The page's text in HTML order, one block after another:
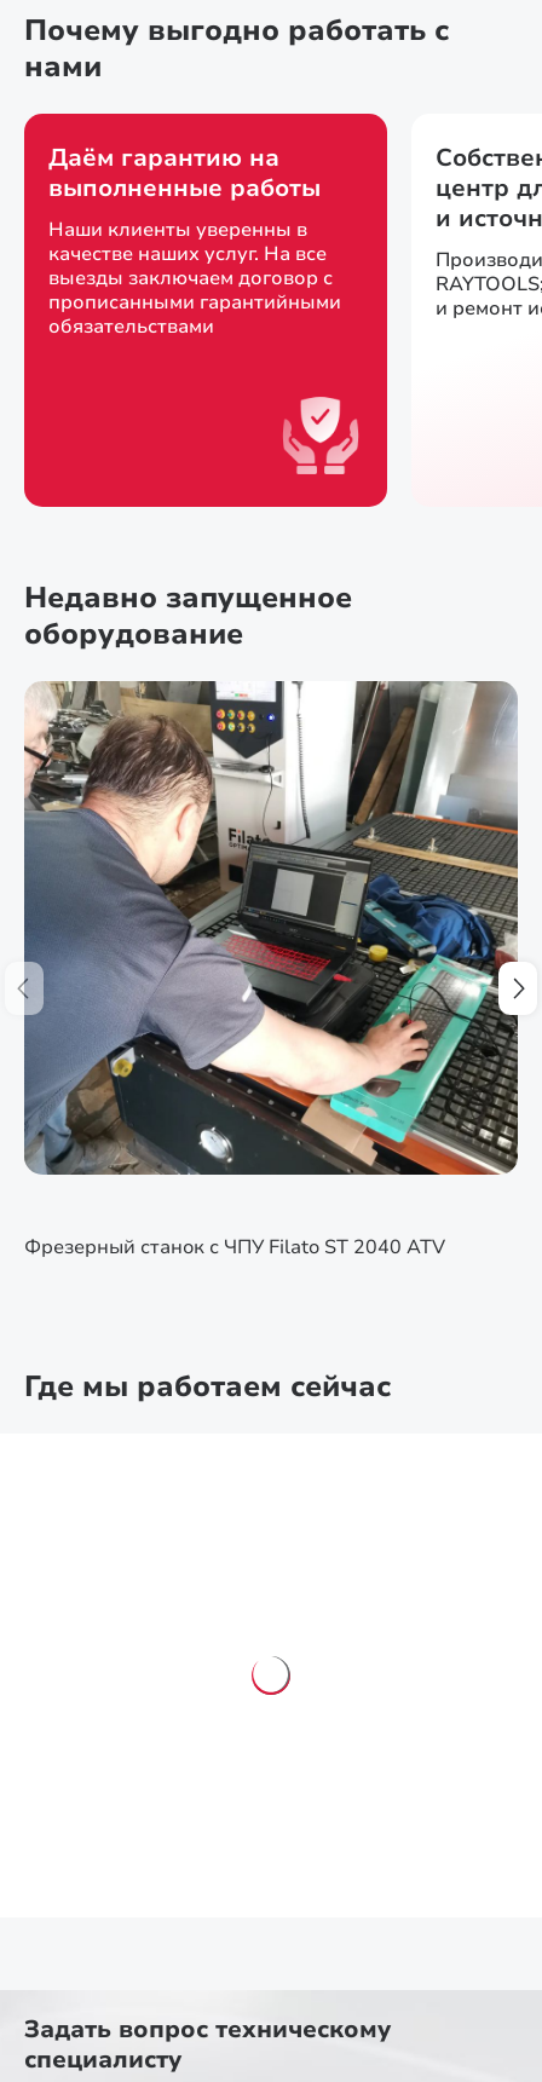
Почему выгодно работать с
нами
Даём гарантию на
выполненные работы
Наши клиенты уверенны в
качестве наших услуг. На все
выезды заключаем договор с
прописанными гарантийными
обязательствами
центр
и
и ремонт
Недавно запущенное
оборудование
Фрезерный станок с ЧПУ Filato ST 2040 ATV
Где мы работаем сейчас
Задать вопрос техническому
специалисту